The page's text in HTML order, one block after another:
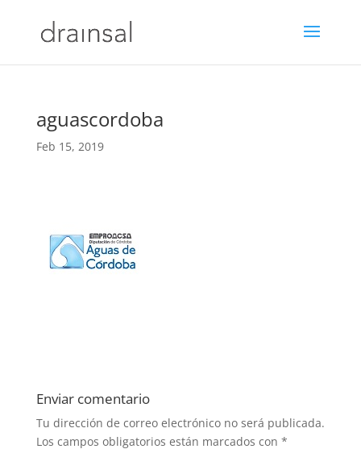
aguascordoba
Feb 15, 2019
Enviar comentario
Tu dirección de correo electrónico no será publicada.
Los campos obligatorios están marcados con *